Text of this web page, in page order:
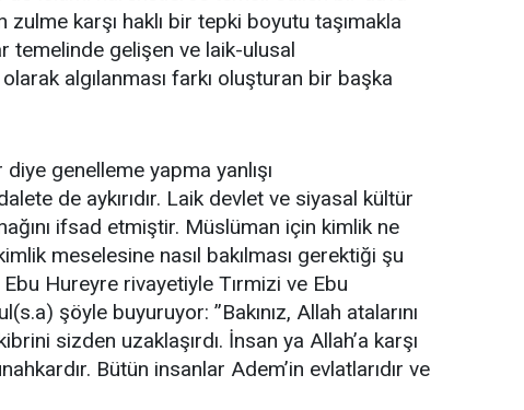
karşı haklı bir tepki boyutu taşımakla
temelinde gelişen ve laik-ulusal
algılanması farkı oluşturan bir başka
genelleme yapma yanlışı
de aykırıdır. Laik devlet ve siyasal kültür
ifsad etmiştir. Müslüman için kimlik ne
meselesine nasıl bakılması gerektiği şu
Hureyre rivayetiyle Tırmizi ve Ebu
şöyle buyuruyor: ’’Bakınız, Allah atalarını
sizden uzaklaşırdı. İnsan ya Allah’a karşı
Bütün insanlar Adem’in evlatlarıdır ve